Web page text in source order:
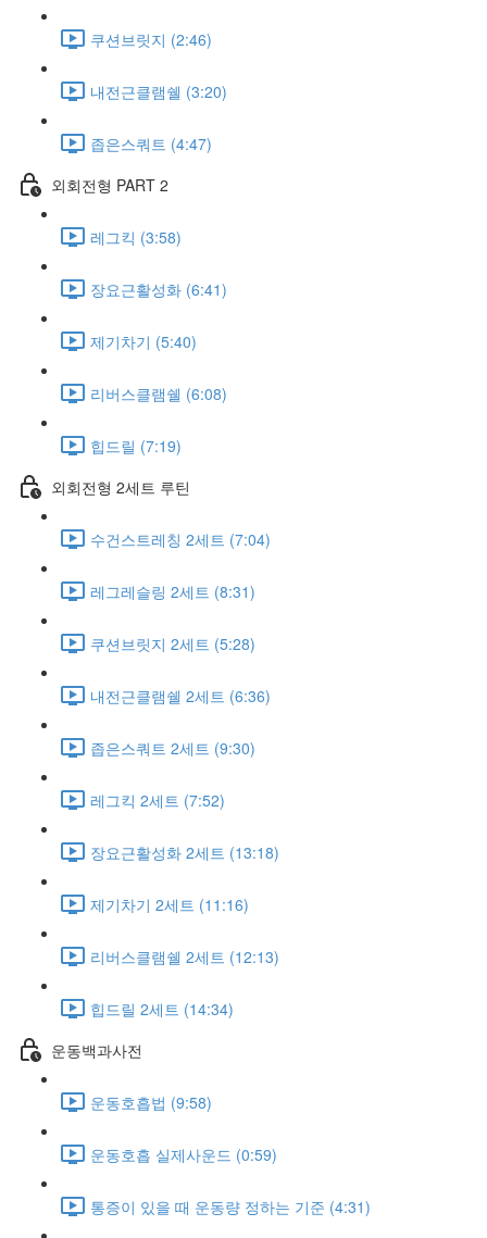
쿠션브릿지 (2:46)
내전근클램쉘 (3:20)
좁은스쿼트 (4:47)
외회전형 PART 2
레그킥 (3:58)
장요근활성화 (6:41)
제기차기 (5:40)
리버스클램쉘 (6:08)
힙드릴 (7:19)
외회전형 2세트 루틴
수건스트레칭 2세트 (7:04)
레그레슬링 2세트 (8:31)
쿠션브릿지 2세트 (5:28)
내전근클램쉘 2세트 (6:36)
좁은스쿼트 2세트 (9:30)
레그킥 2세트 (7:52)
장요근활성화 2세트 (13:18)
제기차기 2세트 (11:16)
리버스클램쉘 2세트 (12:13)
힙드릴 2세트 (14:34)
운동백과사전
운동호흡법 (9:58)
운동호흡 실제사운드 (0:59)
통증이 있을 때 운동량 정하는 기준 (4:31)